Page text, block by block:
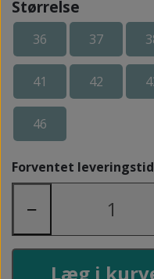
Størrelse
36 37
41 42
46
Forventet
−
Læg i